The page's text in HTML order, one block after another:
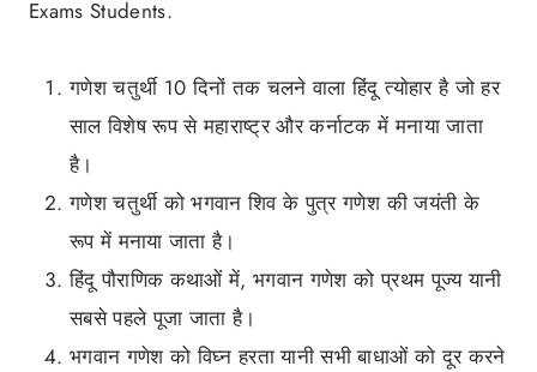
Exams Students.
गणेश चतुर्थी 10 दिनों तक चलने वाला हिंदू त्योहार है जो हर
साल विशेष रूप से महाराष्ट्र और कर्नाटक में मनाया जाता
है।
गणेश चतुर्थी को भगवान शिव के पुत्र गणेश की जयंती के
रूप में मनाया जाता है।
हिंदू पौराणिक कथाओं में, भगवान गणेश को प्रथम पूज्य यानी
सबसे पहले पूजा जाता है।
भगवान गणेश को विघ्न हरता यानी सभी बाधाओं को दूर करने